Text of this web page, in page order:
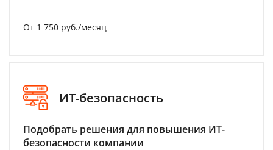
От 1 750 руб./месяц
ИТ-безопасность
Подобрать решения для повышения ИТ-
безопасности компании